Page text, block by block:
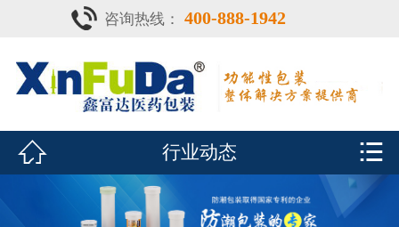
 首页
产品中心
鑫富达资质
咨询热线： 400-888-1942
 行业动态 